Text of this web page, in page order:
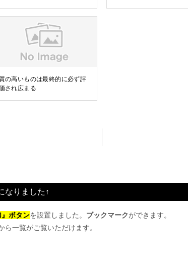
の高いものは最終的に必ず評
され広まる
なりました↑
』ボタンを設置しました。 ブックマークができます。
ら一覧がご覧いただけます。